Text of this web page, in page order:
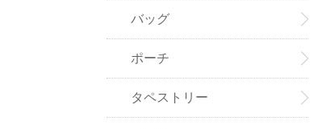
バッグ
ポーチ
タペストリー